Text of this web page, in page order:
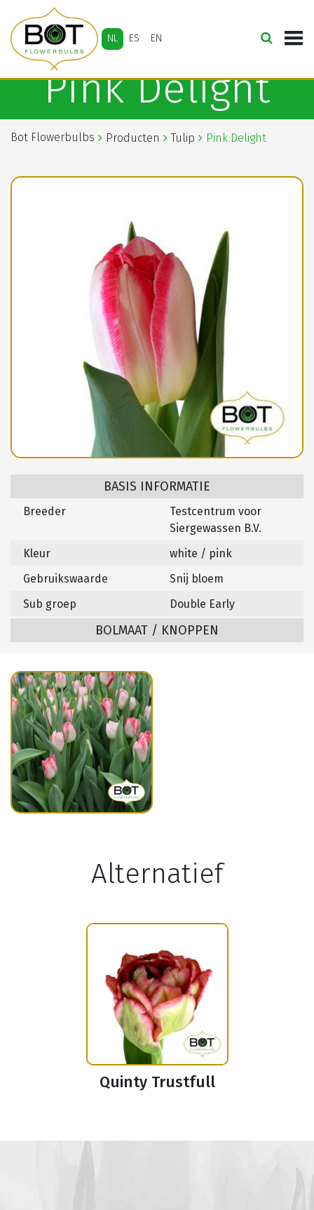
NL ES EN
Pink Delight
Bot Flowerbulbs Producten Tulip Pink Delight
BASIS INFORMATIE
Breeder
Testcentrum voor
Siergewassen B.V.
Kleur
white / pink
Gebruikswaarde
Snij bloem
Sub groep
Double Early
BOLMAAT / KNOPPEN
Alternatief
Quinty Trustfull